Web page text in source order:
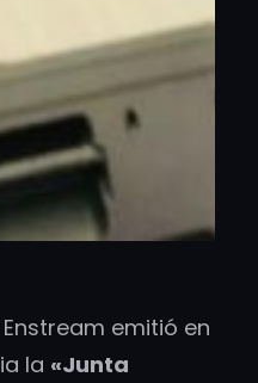
emitió en
la «Junta